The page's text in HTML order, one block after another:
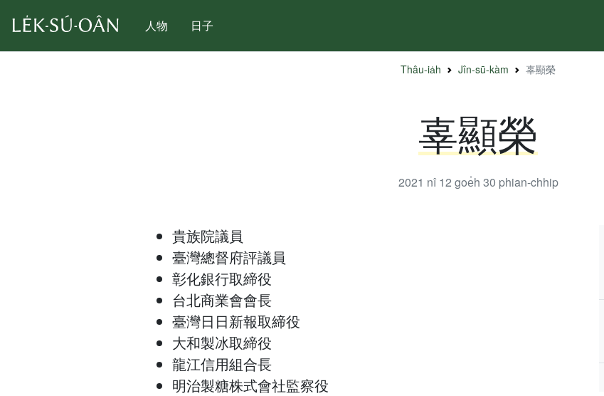
人物 日子
Thâu-ia̍h Jîn-sū-kàm 辜顯榮
辜顯榮
2021 nî 12 goe̍h 30 phian-chhip
貴族院議員
臺灣總督府評議員
彰化銀行取締役
台北商業會會長
臺灣日日新報取締役
大和製冰取締役
龍江信用組合長
明治製糖株式會社監察役